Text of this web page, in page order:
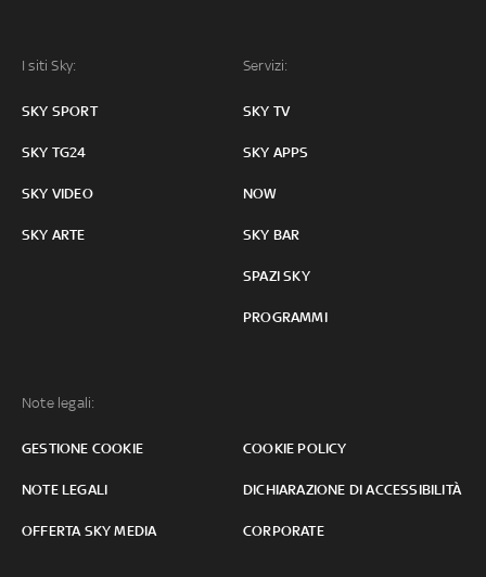
I siti Sky:
SKY SPORT
SKY TG24
SKY VIDEO
SKY ARTE
Servizi:
SKY TV
SKY APPS
NOW
SKY BAR
SPAZI SKY
PROGRAMMI
Note legali:
GESTIONE COOKIE COOKIE POLICY
NOTE LEGALI DICHIARAZIONE DI ACCESSIBILITÀ
OFFERTA SKY MEDIA CORPORATE